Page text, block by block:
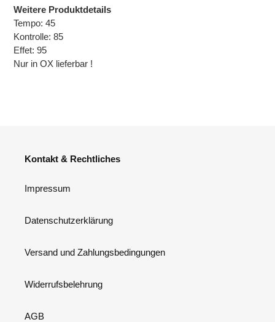
Weitere Produktdetails
Tempo: 45
Kontrolle: 85
Effet: 95
Nur in OX lieferbar !
Kontakt & Rechtliches
Impressum
Datenschutzerklärung
Versand und Zahlungsbedingungen
Widerrufsbelehrung
AGB